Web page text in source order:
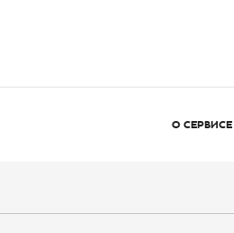
О СЕРВИСЕ